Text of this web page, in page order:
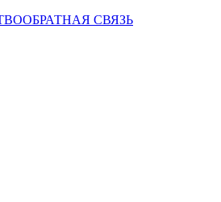
ОБРАТНАЯ СВЯЗЬ